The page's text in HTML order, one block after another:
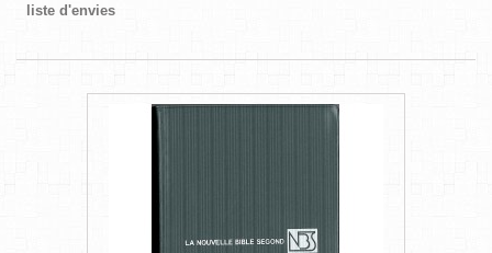
liste d'envies